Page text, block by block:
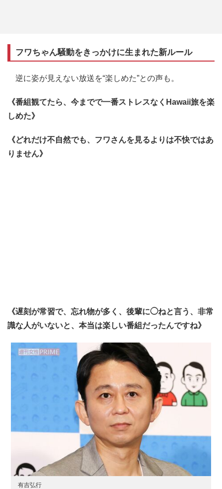
フワちゃん騒動をきっかけに生まれた新ルール
逆に姿が見えない放送を“楽しめた”との声も。
《番組観てたら、今までで一番ストレスなくHawaii旅を楽
しめた》
《どれだけ不自然でも、フワさんを見るよりは不快ではあ
りません》
《遅刻が常習で、忘れ物が多く、後輩に◯ねと言う、非常
識な人がいないと、本当は楽しい番組だったんですね》
有吉弘行